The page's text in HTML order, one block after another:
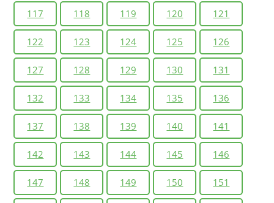
117 118 119 120 121
122 123 124 125 126
127 128 129 130 131
132 133 134 135 136
137 138 139 140 141
142 143 144 145 146
147 148 149 150 151